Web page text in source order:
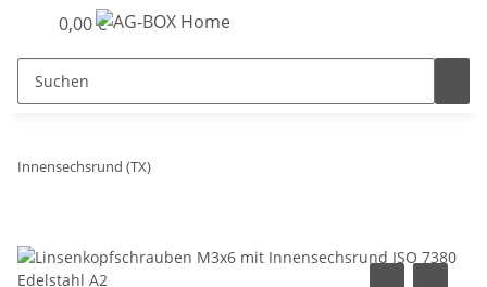
0,00 €
Innensechsrund (TX)